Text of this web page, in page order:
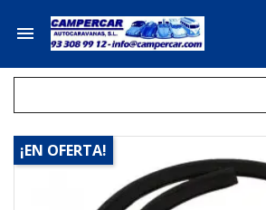

¡EN OFERTA!